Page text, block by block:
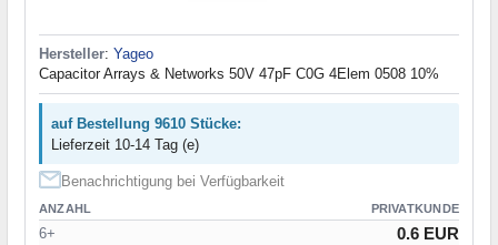
Hersteller: Yageo
Capacitor Arrays & Networks 50V 47pF C0G 4Elem 0508 10%
auf Bestellung 9610 Stücke:
Lieferzeit 10-14 Tag (e)
Benachrichtigung bei Verfügbarkeit
ANZAHL PRIVATKUNDE
6+ 0.6 EUR